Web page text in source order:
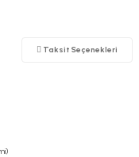
Taksit Seçenekleri